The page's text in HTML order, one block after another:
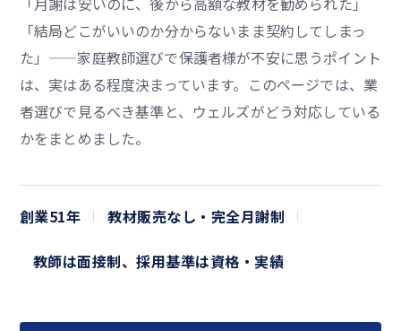
「結局どこがいいのか分からないまま契約してしまっ
た」——家庭教師選びで保護者様が不安に思うポイント
は、実はある程度決まっています。このページでは、業
者選びで見るべき基準と、ウェルズがどう対応している
かをまとめました。
創業51年 教材販売なし・完全月謝制
教師は面接制、採用基準は資格・実績